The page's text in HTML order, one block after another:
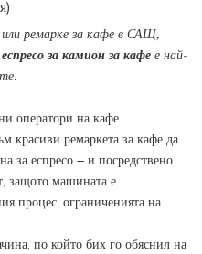
ремарке за кафе в САЩ,
за камион за кафе е най-
оператори на кафе
красиви ремаркета за кафе да
за еспресо – и посредствено
защото машината е
процес, ограниченията на
по който бих го обяснил на